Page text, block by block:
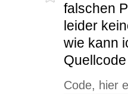
falschen
leider
wie kann
Code, hier